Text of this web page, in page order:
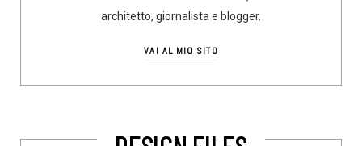
architetto, giornalista e blogger.
VAI AL MIO SITO